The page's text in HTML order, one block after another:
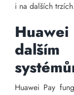
i na dalších
Huawei Pay